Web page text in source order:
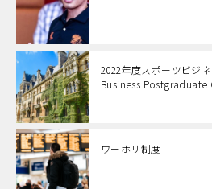
2022年度スポーツビジ
Business Postgraduate
ワーホリ制度